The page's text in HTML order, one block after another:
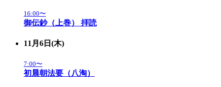
16:00〜
御伝鈔（上巻） 拝読
11月6日(木)
7:00〜
初晨朝法要（八淘）